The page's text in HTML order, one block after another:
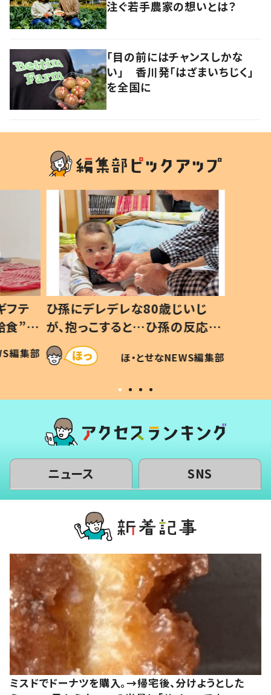
注ぐ若手農家の想いとは？
「目の前にはチャンスしかな
い」 香川発「はざまいちじく」
を全国に
フテ
食”を
の親
編集部
ひ孫にデレデレな80歳じいじ
が、抱っこすると…ひ孫の反応に
「涙が出ました」「可愛くて仕方な
い」
ほ・とせなNEWS編集部
ニュース SNS
ミスドでドーナツを購入。→帰宅後、分けようとした